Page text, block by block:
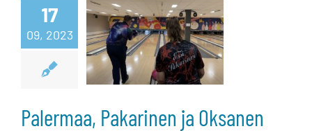
17
09, 2023
Pakarinen ja
Oksanen
loppukilpailuun
Norjassa
Palermaa, Pakarinen ja Oksanen